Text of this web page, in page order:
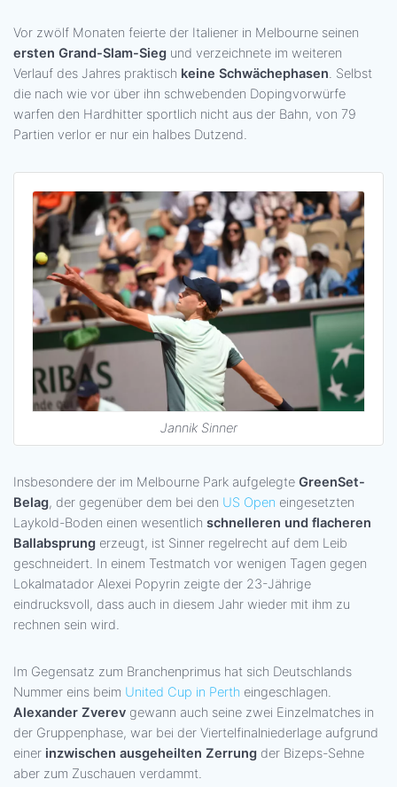
Vor zwölf Monaten feierte der Italiener in Melbourne seinen
ersten Grand-Slam-Sieg und verzeichnete im weiteren
Verlauf des Jahres praktisch keine Schwächephasen. Selbst
die nach wie vor über ihn schwebenden Dopingvorwürfe
warfen den Hardhitter sportlich nicht aus der Bahn, von 79
Partien verlor er nur ein halbes Dutzend.
Jannik Sinner
Insbesondere der im Melbourne Park aufgelegte GreenSet-
Belag, der gegenüber dem bei den US Open eingesetzten
Laykold-Boden einen wesentlich schnelleren und flacheren
Ballabsprung erzeugt, ist Sinner regelrecht auf dem Leib
geschneidert. In einem Testmatch vor wenigen Tagen gegen
Lokalmatador Alexei Popyrin zeigte der 23-Jährige
eindrucksvoll, dass auch in diesem Jahr wieder mit ihm zu
rechnen sein wird.
Im Gegensatz zum Branchenprimus hat sich Deutschlands
Nummer eins beim United Cup in Perth eingeschlagen.
Alexander Zverev gewann auch seine zwei Einzelmatches in
der Gruppenphase, war bei der Viertelfinalniederlage aufgrund
einer inzwischen ausgeheilten Zerrung der Bizeps-Sehne
aber zum Zuschauen verdammt.